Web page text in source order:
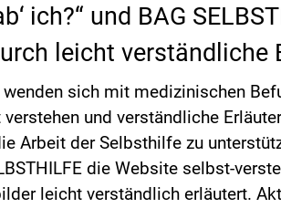
ich?“ und BAG
leicht verständliche
sich mit medizinischen
und verständliche
Arbeit der Selbsthilfe zu
die Website selbst-
leicht verständlich erläutert.